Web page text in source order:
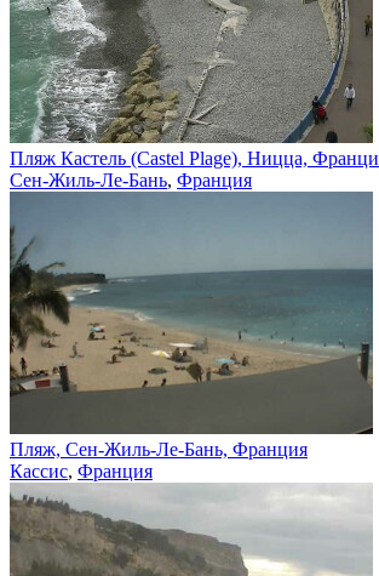
Пляж Кастель (Castel Plage), Ницца,
Сен-Жиль-Ле-Бань, Франция
Пляж, Сен-Жиль-Ле-Бань, Франция
Кассис, Франция